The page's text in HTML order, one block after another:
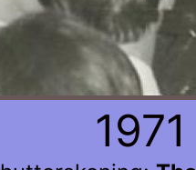
1971